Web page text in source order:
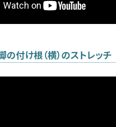
付け根（横）のストレッチ